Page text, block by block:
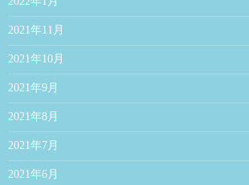
2021年11月
2021年10月
2021年9月
2021年8月
2021年7月
2021年6月